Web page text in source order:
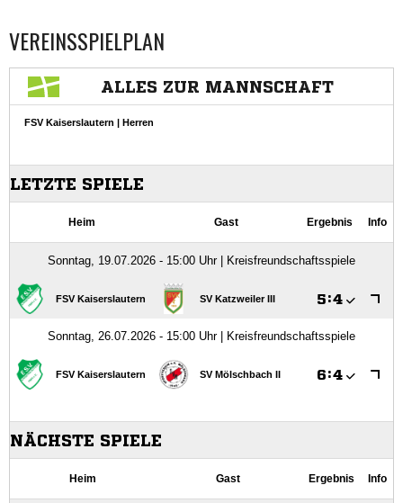
VEREINSSPIELPLAN